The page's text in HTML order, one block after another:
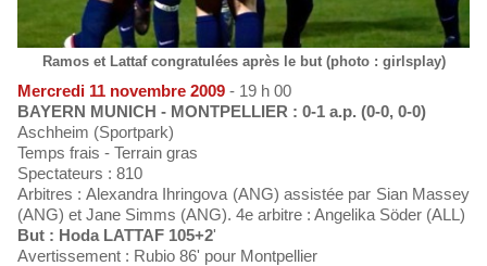
Ramos et Lattaf congratulées après le but (photo : girlsplay)
Mercredi 11 novembre 2009 - 19 h 00
BAYERN MUNICH - MONTPELLIER : 0-1 a.p. (0-0, 0-0)
Aschheim (Sportpark)
Temps frais - Terrain gras
Spectateurs : 810
Arbitres : Alexandra Ihringova (ANG) assistée par Sian Massey
(ANG) et Jane Simms (ANG). 4e arbitre : Angelika Söder (ALL)
But : Hoda LATTAF 105+2'
Avertissement : Rubio 86' pour Montpellier